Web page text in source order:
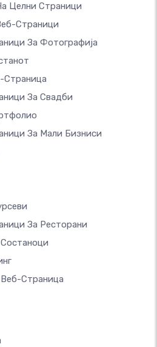
Целни Страници
Страници
За Фотографија
Страница
За Свадби
За Мали Бизниси
За Ресторани
Веб-Страница